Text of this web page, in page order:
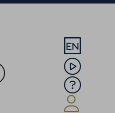
Sprache
Mediathek
Hilfe